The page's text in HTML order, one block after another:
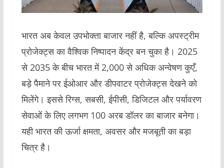
भारत अब केवल उपभोक्ता बाजार नहीं है, बल्कि अपस्ट्रीम
प्रोजेक्ट्स का वैश्विक निष्पादन केंद्र बन चुका है। 2025
से 2035 के बीच भारत में 2,000 से अधिक अन्वेषण कुएँ,
बड़े पैमाने पर ईओआर और डीपवाटर प्रोजेक्ट्स देखने को
मिलेंगे। इससे रिग्स, सबसी, ईपीसी, डिजिटल और पर्यावरण
सेवाओं के लिए लगभग 100 अरब डॉलर का बाजार बनेगा।
यही भारत की ऊर्जा क्षमता, अवसर और मजबूती का बड़ा
चित्र है।